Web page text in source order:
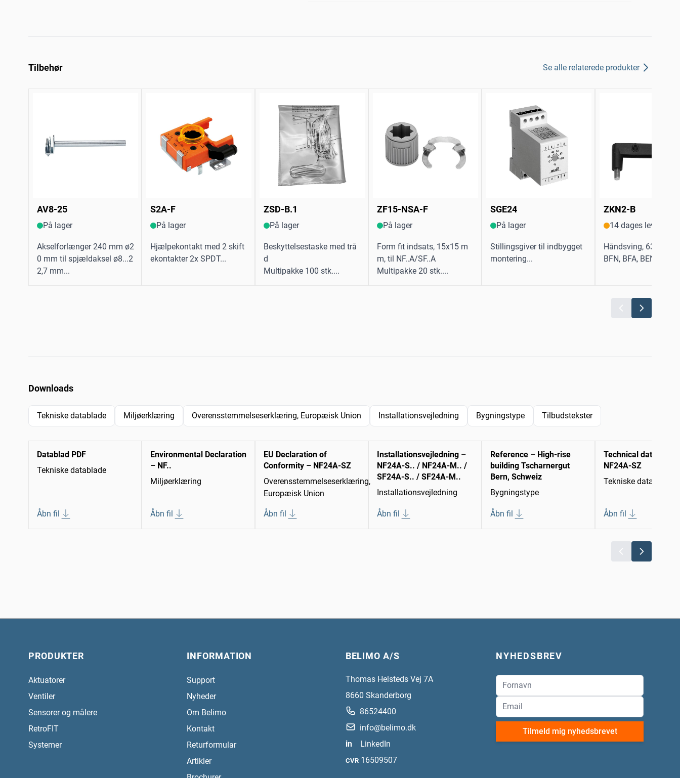
Tilbehør Se alle relaterede produkter
AV8-25
På lager
Akselforlænger 240 mm ø2
0 mm til spjældaksel ø8...2
2,7 mm...
S2A-F
På lager
Hjælpekontakt med 2 skift
ekontakter 2x SPDT...
ZSD-B.1
På lager
Beskyttelsestaske med trå
d
Multipakke 100 stk....
ZF15-NSA-F
På lager
Form fit indsats, 15x15 m
m, til NF..A/SF..A
Multipakke 20 stk....
SGE24
På lager
Stillingsgiver til indbygget
montering...
ZKN2-B
14 dages levering
Håndsving, 63 mm,
BFN, BFA, BEN, BEE...
Downloads
Tekniske datablade Miljøerklæring Overensstemmelseserklæring, Europæisk Union Installationsvejledning Bygningstype Tilbudstekster
Datablad PDF
Tekniske datablade
Åbn fil
Environmental Declaration
– NF..
Miljøerklæring
Åbn fil
EU Declaration of
Conformity – NF24A-SZ
Overensstemmelseserklæring,
Europæisk Union
Åbn fil
Installationsvejledning –
NF24A-S.. / NF24A-M.. /
SF24A-S.. / SF24A-M..
Installationsvejledning
Åbn fil
Reference – High-rise
building Tscharnergut
Bern, Schweiz
Bygningstype
Åbn fil
Technical data
NF24A-SZ
Tekniske datablade
Åbn fil
PRODUKTER
Aktuatorer
Ventiler
Sensorer og målere
RetroFIT
Systemer
INFORMATION
Support
Nyheder
Om Belimo
Kontakt
Returformular
Artikler
BELIMO A/S
Thomas Helsteds Vej 7A
8660 Skanderborg
86524400
info@belimo.dk
in
LinkedIn
CVR 16509507
NYHEDSBREV
Tilmeld mig nyhedsbrevet